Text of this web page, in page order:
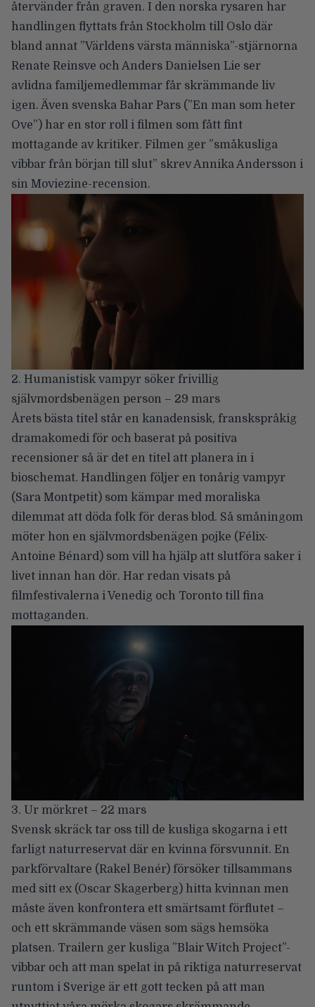
återvänder från graven. I den norska rysaren har
handlingen flyttats från Stockholm till Oslo där
bland annat ”Världens värsta människa”-stjärnorna
Renate Reinsve och Anders Danielsen Lie ser
avlidna familjemedlemmar får skrämmande liv
igen. Även svenska Bahar Pars (”En man som heter
Ove”) har en stor roll i filmen som fått fint
mottagande av kritiker. Filmen ger ”småkusliga
vibbar från början till slut” skrev Annika Andersson i
sin Moviezine-recension.
2. Humanistisk vampyr söker frivillig
självmordsbenägen person – 29 mars
Årets bästa titel står en kanadensisk, franskspråkig
dramakomedi för och baserat på positiva
recensioner så är det en titel att planera in i
bioschemat. Handlingen följer en tonårig vampyr
(Sara Montpetit) som kämpar med moraliska
dilemmat att döda folk för deras blod. Så småningom
möter hon en självmordsbenägen pojke (Félix-
Antoine Bénard) som vill ha hjälp att slutföra saker i
livet innan han dör. Har redan visats på
filmfestivalerna i Venedig och Toronto till fina
mottaganden.
3. Ur mörkret – 22 mars
Svensk skräck tar oss till de kusliga skogarna i ett
farligt naturreservat där en kvinna försvunnit. En
parkförvaltare (Rakel Benér) försöker tillsammans
med sitt ex (Oscar Skagerberg) hitta kvinnan men
måste även konfrontera ett smärtsamt förflutet –
och ett skrämmande väsen som sägs hemsöka
platsen. Trailern ger kusliga ”Blair Witch Project”-
vibbar och att man spelat in på riktiga naturreservat
runtom i Sverige är ett gott tecken på att man